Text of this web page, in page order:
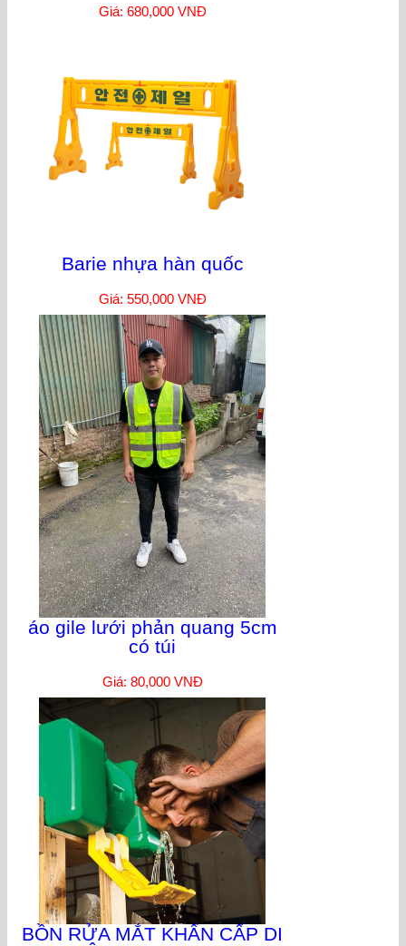
Giá: 680,000 VNĐ
Barie nhựa hàn quốc
Giá: 550,000 VNĐ
áo gile lưới phản quang 5cm
có túi
Giá: 80,000 VNĐ
BỒN RỬA MẮT KHẨN CẤP DI